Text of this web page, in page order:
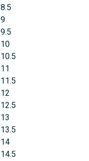
8.5
9
9.5
10
10.5
11
11.5
12
12.5
13
13.5
14
14.5